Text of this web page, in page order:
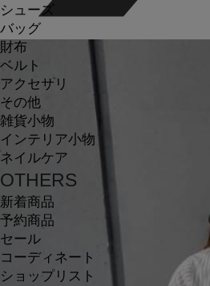
シューズ
バッグ
財布
ベルト
アクセサリ
その他
雑貨小物
インテリア小物
ネイルケア
OTHERS
新着商品
予約商品
セール
コーディネート
ショップリスト